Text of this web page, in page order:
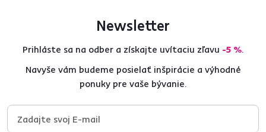
Newsletter
Prihláste sa na odber a získajte uvítaciu zľavu -5 %.
Navyše vám budeme posielať inšpirácie a výhodné
ponuky pre vaše bývanie.